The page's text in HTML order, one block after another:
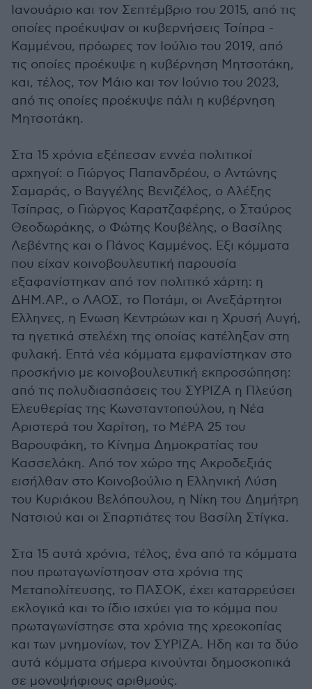
Ιανουάριο και τον Σεπτέμβριο του 2015, από τις
οποίες προέκυψαν οι κυβερνήσεις Τσίπρα -
Καμμένου, πρόωρες τον Ιούλιο του 2019, από
τις οποίες προέκυψε η κυβέρνηση Μητσοτάκη,
και, τέλος, τον Μάιο και τον Ιούνιο του 2023,
από τις οποίες προέκυψε πάλι η κυβέρνηση
Μητσοτάκη.
Στα 15 χρόνια εξέπεσαν εννέα πολιτικοί
αρχηγοί: ο Γιώργος Παπανδρέου, ο Αντώνης
Σαμαράς, ο Βαγγέλης Βενιζέλος, ο Αλέξης
Τσίπρας, ο Γιώργος Καρατζαφέρης, ο Σταύρος
Θεοδωράκης, ο Φώτης Κουβέλης, ο Βασίλης
Λεβέντης και ο Πάνος Καμμένος. Εξι κόμματα
που είχαν κοινοβουλευτική παρουσία
εξαφανίστηκαν από τον πολιτικό χάρτη: η
ΔΗΜ.ΑΡ., ο ΛΑΟΣ, το Ποτάμι, οι Ανεξάρτητοι
Ελληνες, η Ενωση Κεντρώων και η Χρυσή Αυγή,
τα ηγετικά στελέχη της οποίας κατέληξαν στη
φυλακή. Επτά νέα κόμματα εμφανίστηκαν στο
προσκήνιο με κοινοβουλευτική εκπροσώπηση:
από τις πολυδιασπάσεις του ΣΥΡΙΖΑ η Πλεύση
Ελευθερίας της Κωνσταντοπούλου, η Νέα
Αριστερά του Χαρίτση, το ΜέΡΑ 25 του
Βαρουφάκη, το Κίνημα Δημοκρατίας του
Κασσελάκη. Από τον χώρο της Ακροδεξιάς
εισήλθαν στο Κοινοβούλιο η Ελληνική Λύση
του Κυριάκου Βελόπουλου, η Νίκη του Δημήτρη
Νατσιού και οι Σπαρτιάτες του Βασίλη Στίγκα.
Στα 15 αυτά χρόνια, τέλος, ένα από τα κόμματα
που πρωταγωνίστησαν στα χρόνια της
Μεταπολίτευσης, το ΠΑΣΟΚ, έχει καταρρεύσει
εκλογικά και το ίδιο ισχύει για το κόμμα που
πρωταγωνίστησε στα χρόνια της χρεοκοπίας
και των μνημονίων, τον ΣΥΡΙΖΑ. Ηδη και τα δύο
αυτά κόμματα σήμερα κινούνται δημοσκοπικά
σε μονοψήφιους αριθμούς.